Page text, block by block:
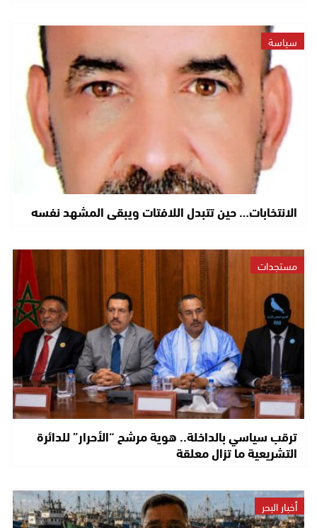
سياسة
الانتخابات… حين تتبدل اللافتات ويبقى المشهد نفسه
مستجدات
ترقب سياسي بالداخلة.. هوية مرشح “الأحرار” للدائرة
التشريعية ما تزال معلقة
أخبار البحر